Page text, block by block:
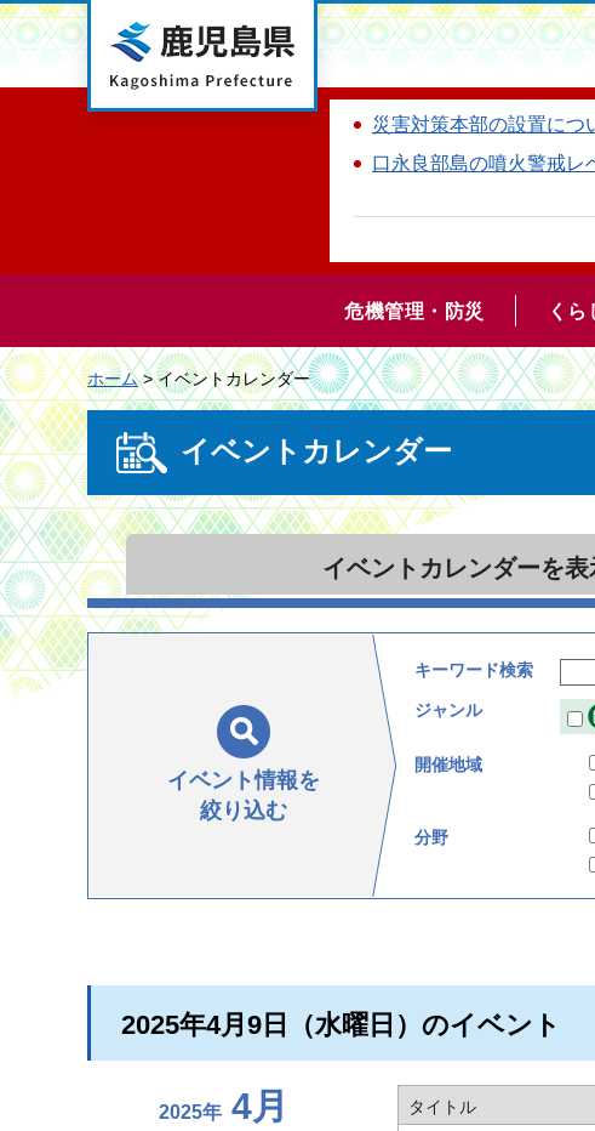
鹿児島県
災害対策本部の設置につ
口永良部島の噴火警戒レ
危機管理・防災 くら
ホーム> イベントカレンダー
イベントカレンダー
イベント カレンダーを表
イベント情報を
絞り込む
キーワード検索
ジャンル
開催地域
分野
2025年4月9日（水曜日）のイベント
2025年 4月 タイトル